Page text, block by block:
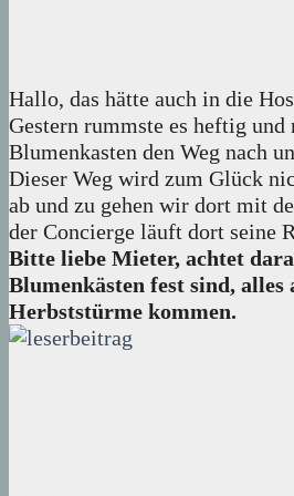
Hallo, das hätte auch in die
Gestern rummste es heftig
Blumenkasten den Weg nach
Dieser Weg wird zum Glück
ab und zu gehen wir dort mit
der Concierge läuft dort seine
Bitte liebe Mieter, achtet
Blumenkästen fest sind, alles
Herbststürme kommen.